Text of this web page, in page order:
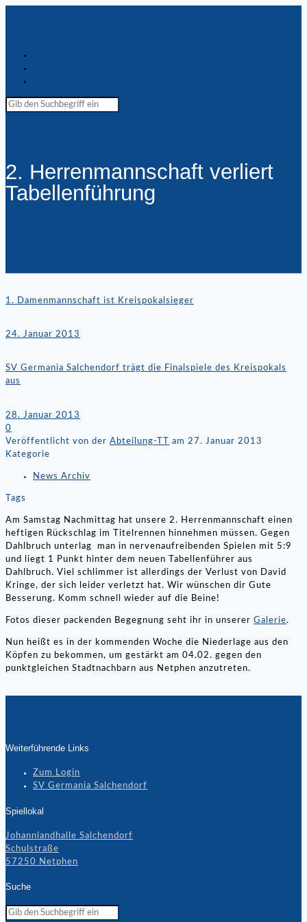
2. Herrenmannschaft verliert
Tabellenführung
1. Damenmannschaft ist Kreispokalsieger
24. Januar 2013
SV Germania Salchendorf trägt die Finalspiele des Kreispokals
aus
28. Januar 2013
0
Veröffentlicht von der Abteilung-TT am 27. Januar 2013
Kategorie
News Archiv
Tags
Am Samstag Nachmittag hat unsere 2. Herrenmannschaft einen
heftigen Rückschlag im Titelrennen hinnehmen müssen. Gegen
Dahlbruch unterlag man in nervenaufreibenden Spielen mit 5:9
und liegt 1 Punkt hinter dem neuen Tabellenführer aus
Dahlbruch. Viel schlimmer ist allerdings der Verlust von David
Kringe, der sich leider verletzt hat. Wir wünschen dir Gute
Besserung. Komm schnell wieder auf die Beine!
Fotos dieser packenden Begegnung seht ihr in unserer Galerie.
Nun heißt es in der kommenden Woche die Niederlage aus den
Köpfen zu bekommen, um gestärkt am 04.02. gegen den
punktgleichen Stadtnachbarn aus Netphen anzutreten.
Weiterführende Links
Zum Login
SV Germania Salchendorf
Spiellokal
Johannlandhalle Salchendorf
Schulstraße
57250 Netphen
Suche